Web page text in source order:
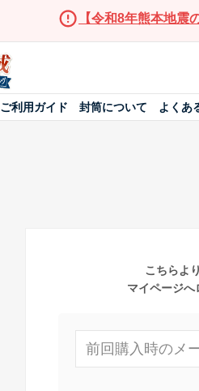
【令和8年熊本地震
ご利用ガイド 封筒について よくあ
こちらよ
マイページへ